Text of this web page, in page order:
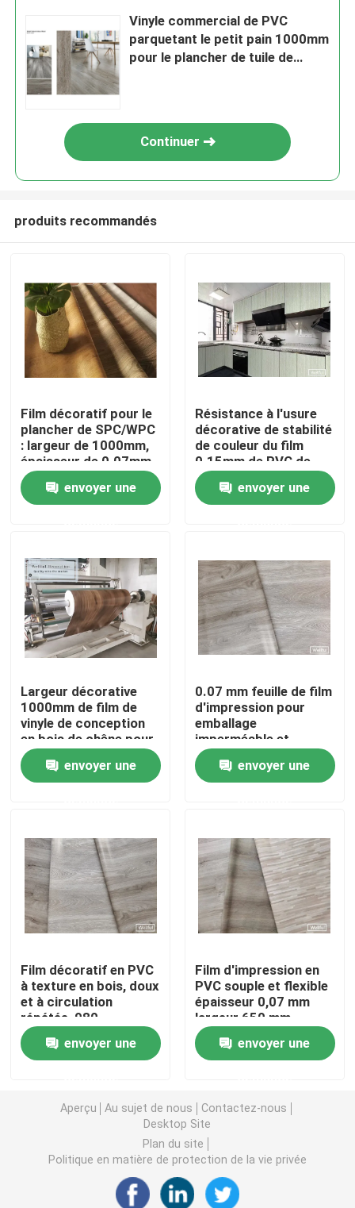
Products
About Us
Quality Control
Contact Us
Request A Quote
Film décoratif de PVC
Le PVC a stratifié le film
Film auto-adhésif de PVC
film de meubles de PVC
Plancher de LVT
Plancher de vinyle de peau et de bâton
Plancher en bois de vinyle
Vinyle commercial de PVC
parquetant le petit pain 1000mm
pour le plancher de tuile de
Continuer
produits recommandés
Film décoratif pour le
plancher de SPC/WPC
: largeur de 1000mm,
épaisseur de 0.07mm,
conceptions
populairesenvoyer une
Résistance à l'usure
décorative de stabilité
de couleur du film
0.15mm de PVC de
meubles en bois
envoyer une
Largeur décorative
1000mm de film de
vinyle de conception
en bois de chêne pour
le plancher de
SPC/WPCenvoyer une
0.07 mm feuille de film
d'impression pour
emballage
imperméable et
ignifuge
envoyer une
Film décoratif en PVC
à texture en bois, doux
et à circulation
répétée, 980
mm/1270 mm
envoyer une
Film d'impression en
PVC souple et flexible
épaisseur 0,07 mm
largeur 650 mm
envoyer une
Aperçu Au sujet de nous
Contactez-nous
Desktop Site
Plan du site
Politique en matière de protection de la vie privée